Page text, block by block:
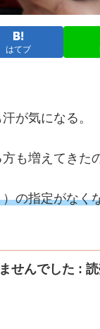
はてブ
が気になる。
も増えてきた
の指定がなく
せんでした :